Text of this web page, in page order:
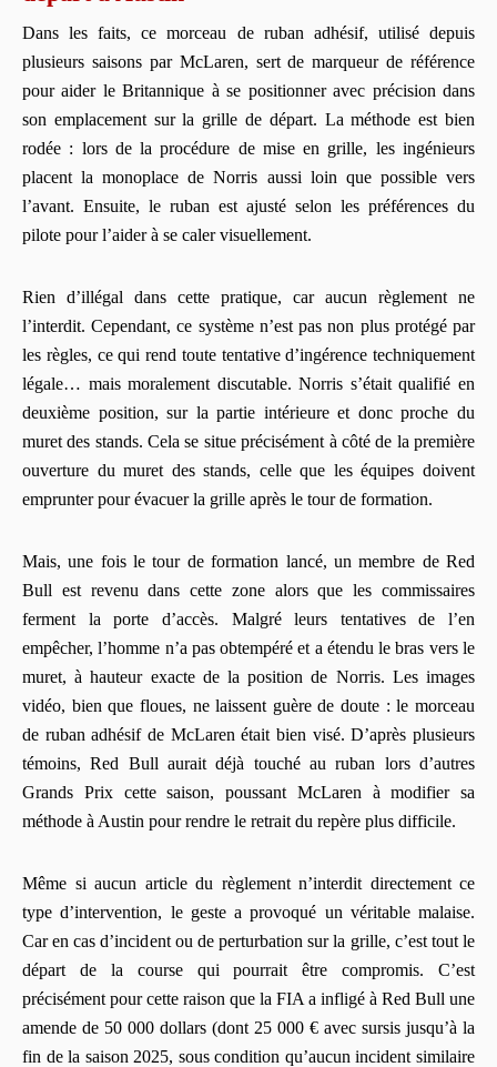
Dans les faits, ce morceau de ruban adhésif, utilisé depuis
plusieurs saisons par McLaren, sert de marqueur de référence
pour aider le Britannique à se positionner avec précision dans
son emplacement sur la grille de départ. La méthode est bien
rodée : lors de la procédure de mise en grille, les ingénieurs
placent la monoplace de Norris aussi loin que possible vers
l’avant. Ensuite, le ruban est ajusté selon les préférences du
pilote pour l’aider à se caler visuellement.
Rien d’illégal dans cette pratique, car aucun règlement ne
l’interdit. Cependant, ce système n’est pas non plus protégé par
les règles, ce qui rend toute tentative d’ingérence techniquement
légale… mais moralement discutable. Norris s’était qualifié en
deuxième position, sur la partie intérieure et donc proche du
muret des stands. Cela se situe précisément à côté de la première
ouverture du muret des stands, celle que les équipes doivent
emprunter pour évacuer la grille après le tour de formation.
Mais, une fois le tour de formation lancé, un membre de Red
Bull est revenu dans cette zone alors que les commissaires
ferment la porte d’accès. Malgré leurs tentatives de l’en
empêcher, l’homme n’a pas obtempéré et a étendu le bras vers le
muret, à hauteur exacte de la position de Norris. Les images
vidéo, bien que floues, ne laissent guère de doute : le morceau
de ruban adhésif de McLaren était bien visé. D’après plusieurs
témoins, Red Bull aurait déjà touché au ruban lors d’autres
Grands Prix cette saison, poussant McLaren à modifier sa
méthode à Austin pour rendre le retrait du repère plus difficile.
Même si aucun article du règlement n’interdit directement ce
type d’intervention, le geste a provoqué un véritable malaise.
Car en cas d’incident ou de perturbation sur la grille, c’est tout le
départ de la course qui pourrait être compromis. C’est
précisément pour cette raison que la FIA a infligé à Red Bull une
amende de 50 000 dollars (dont 25 000 € avec sursis jusqu’à la
fin de la saison 2025, sous condition qu’aucun incident similaire